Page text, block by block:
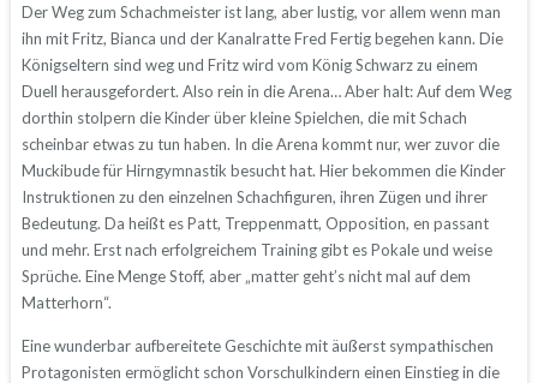
Der Weg zum Schachmeister ist lang, aber lustig, vor allem wenn man
ihn mit Fritz, Bianca und der Kanalratte Fred Fertig begehen kann. Die
Königseltern sind weg und Fritz wird vom König Schwarz zu einem
Duell herausgefordert. Also rein in die Arena… Aber halt: Auf dem Weg
dorthin stolpern die Kinder über kleine Spielchen, die mit Schach
scheinbar etwas zu tun haben. In die Arena kommt nur, wer zuvor die
Muckibude für Hirngymnastik besucht hat. Hier bekommen die Kinder
Instruktionen zu den einzelnen Schachfiguren, ihren Zügen und ihrer
Bedeutung. Da heißt es Patt, Treppenmatt, Opposition, en passant
und mehr. Erst nach erfolgreichem Training gibt es Pokale und weise
Sprüche. Eine Menge Stoff, aber „matter geht’s nicht mal auf dem
Matterhorn“.
Eine wunderbar aufbereitete Geschichte mit äußerst sympathischen
Protagonisten ermöglicht schon Vorschulkindern einen Einstieg in die